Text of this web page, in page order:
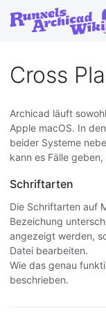
Cross
Archicad läuft
Apple macOS. In
beider Systeme
kann es Fälle
Schriftarten
Die Schriftarten auf
Bezeichung
angezeigt werden,
Datei bearbeiten.
Wie das genau
beschrieben.